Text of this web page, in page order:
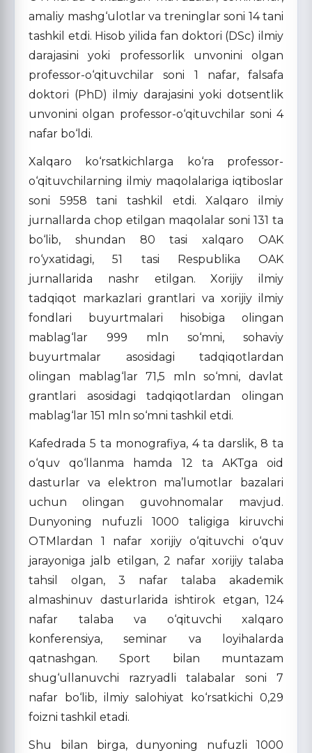
amaliy mashg‘ulotlar va treninglar soni 14 tani
tashkil etdi. Hisob yilida fan doktori (DSc) ilmiy
darajasini yoki professorlik unvonini olgan
professor-o‘qituvchilar soni 1 nafar, falsafa
doktori (PhD) ilmiy darajasini yoki dotsentlik
unvonini olgan professor-o‘qituvchilar soni 4
nafar bo‘ldi.
Xalqaro ko‘rsatkichlarga ko‘ra professor-
o‘qituvchilarning ilmiy maqolalariga iqtiboslar
soni 5958 tani tashkil etdi. Xalqaro ilmiy
jurnallarda chop etilgan maqolalar soni 131 ta
bo‘lib, shundan 80 tasi xalqaro OAK
ro‘yxatidagi, 51 tasi Respublika OAK
jurnallarida nashr etilgan. Xorijiy ilmiy
tadqiqot markazlari grantlari va xorijiy ilmiy
fondlari buyurtmalari hisobiga olingan
mablag‘lar 999 mln so‘mni, sohaviy
buyurtmalar asosidagi tadqiqotlardan
olingan mablag‘lar 71,5 mln so‘mni, davlat
grantlari asosidagi tadqiqotlardan olingan
mablag‘lar 151 mln so‘mni tashkil etdi.
Kafedrada 5 ta monografiya, 4 ta darslik, 8 ta
o‘quv qo‘llanma hamda 12 ta AKTga oid
dasturlar va elektron ma’lumotlar bazalari
uchun olingan guvohnomalar mavjud.
Dunyoning nufuzli 1000 taligiga kiruvchi
OTMlardan 1 nafar xorijiy o‘qituvchi o‘quv
jarayoniga jalb etilgan, 2 nafar xorijiy talaba
tahsil olgan, 3 nafar talaba akademik
almashinuv dasturlarida ishtirok etgan, 124
nafar talaba va o‘qituvchi xalqaro
konferensiya, seminar va loyihalarda
qatnashgan. Sport bilan muntazam
shug‘ullanuvchi razryadli talabalar soni 7
nafar bo‘lib, ilmiy salohiyat ko‘rsatkichi 0,29
foizni tashkil etadi.
Shu bilan birga, dunyoning nufuzli 1000